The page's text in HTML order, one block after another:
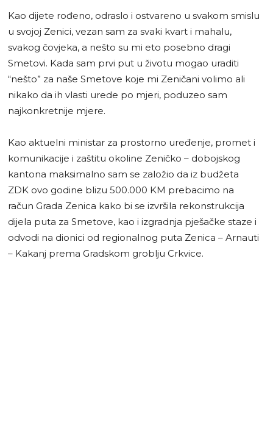
Kao dijete rođeno, odraslo i ostvareno u svakom smislu
u svojoj Zenici, vezan sam za svaki kvart i mahalu,
svakog čovjeka, a nešto su mi eto posebno dragi
Smetovi. Kada sam prvi put u životu mogao uraditi
“nešto” za naše Smetove koje mi Zeničani volimo ali
nikako da ih vlasti urede po mjeri, poduzeo sam
najkonkretnije mjere.
Kao aktuelni ministar za prostorno uređenje, promet i
komunikacije i zaštitu okoline Zeničko – dobojskog
kantona maksimalno sam se založio da iz budžeta
ZDK ovo godine blizu 500.000 KM prebacimo na
račun Grada Zenica kako bi se izvršila rekonstrukcija
dijela puta za Smetove, kao i izgradnja pješačke staze i
odvodi na dionici od regionalnog puta Zenica – Arnauti
– Kakanj prema Gradskom groblju Crkvice.